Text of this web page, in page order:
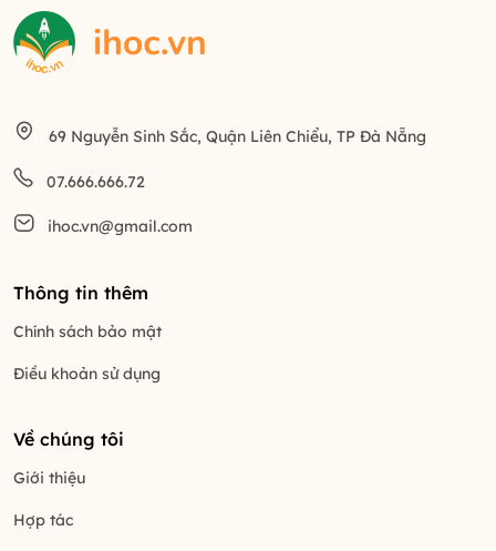
69 Nguyễn Sinh Sắc, Quận Liên Chiểu, TP Đà Nẵng
07.666.666.72
ihoc.vn@gmail.com
Thông tin thêm
Chính sách bảo mật
Điều khoản sử dụng
Về chúng tôi
Giới thiệu
Hợp tác